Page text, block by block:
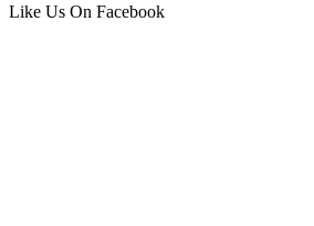
Like Us On Facebook